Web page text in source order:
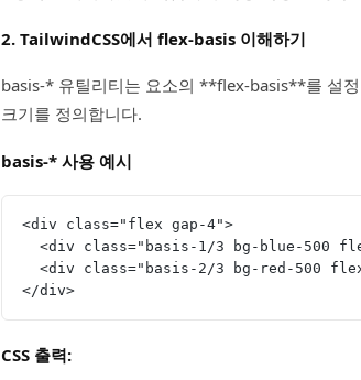
2. TailwindCSS에서 flex-basis 이해하기
basis-* 유틸리티는 요소의 **flex-basis**를 설
크기를 정의합니다.
basis-* 사용 예시
<div class="flex gap-4">
<div class="basis-1/3 bg-blue-500
<div class="basis-2/3 bg-red-500
</div>
CSS 출력: